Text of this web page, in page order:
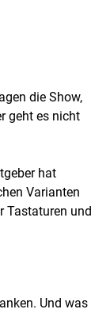
die Show,
geht es nicht
hat
Varianten
Tastaturen und
Und was